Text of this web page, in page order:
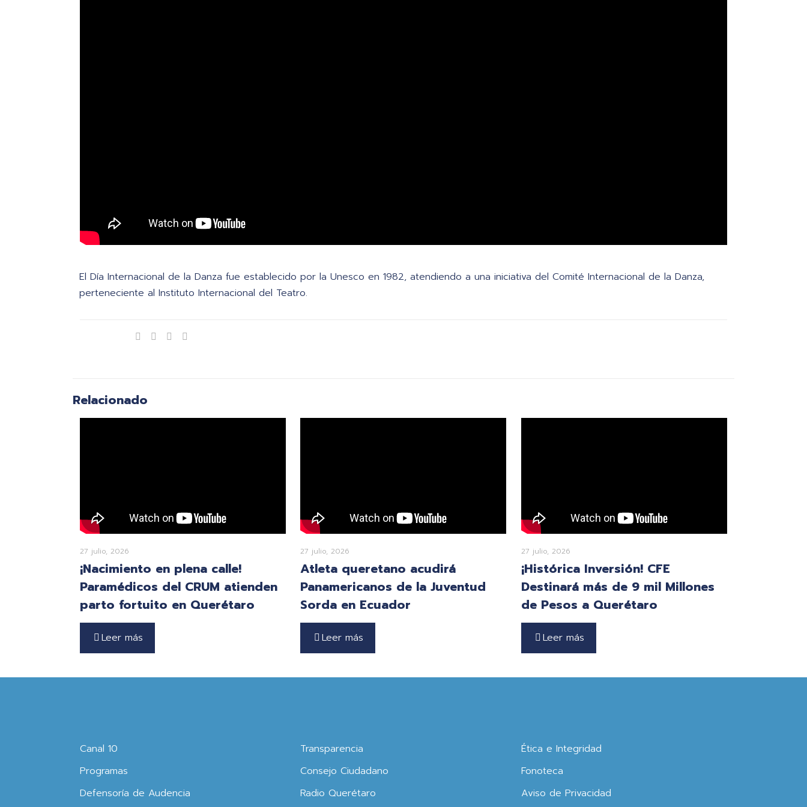
El Día Internacional de la Danza fue establecido por la Unesco en 1982, atendiendo a una iniciativa del Comité Internacional de la Danza,
perteneciente al Instituto Internacional del Teatro.
Relacionado
27 julio, 2026
¡Nacimiento en plena calle!
Paramédicos del CRUM atienden
parto fortuito en Querétaro
Leer más
27 julio, 2026
Atleta queretano acudirá
Panamericanos de la Juventud
Sorda en Ecuador
Leer más
27 julio, 2026
¡Histórica Inversión! CFE
Destinará más de 9 mil Millones
de Pesos a Querétaro
Leer más
Canal 10
Programas
Defensoría de Audencia
Transparencia
Consejo Ciudadano
Radio Querétaro
Ética e Integridad
Fonoteca
Aviso de Privacidad